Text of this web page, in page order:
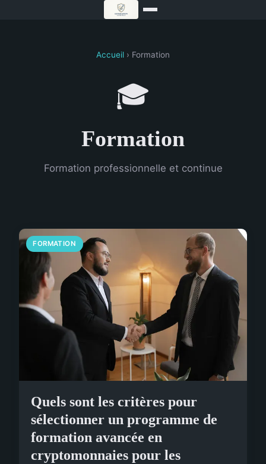
Accueil › Formation
🎓
Formation
Formation professionnelle et continue
FORMATION
Quels sont les critères pour
sélectionner un programme de
formation avancée en
cryptomonnaies pour les